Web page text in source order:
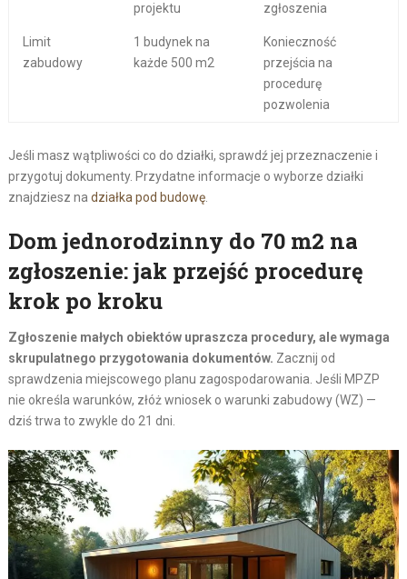
projektu
zgłoszenia
Limit
zabudowy
1 budynek na
każde 500 m2
Konieczność
przejścia na
procedurę
pozwolenia
Jeśli masz wątpliwości co do działki, sprawdź jej przeznaczenie i
przygotuj dokumenty. Przydatne informacje o wyborze działki
znajdziesz na działka pod budowę.
Dom jednorodzinny do 70 m2 na
zgłoszenie: jak przejść procedurę
krok po kroku
Zgłoszenie małych obiektów upraszcza procedury, ale wymaga
skrupulatnego przygotowania dokumentów. Zacznij od
sprawdzenia miejscowego planu zagospodarowania. Jeśli MPZP
nie określa warunków, złóż wniosek o warunki zabudowy (WZ) —
dziś trwa to zwykle do 21 dni.